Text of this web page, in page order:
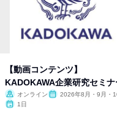
【動画コンテンツ】
KADOKAWA企業研究セミナ
オンライン
2026年8月・9月・
1日